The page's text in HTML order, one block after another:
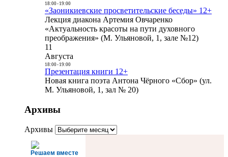
18:00- 19:00
«Заоникиевские просветительские беседы» 12+
Лекция диакона Артемия Овчаренко
«Актуальность красоты на пути духовного
преображения» (М. Ульяновой, 1, зале №12)
11
Августа
18:00- 19:00
Презентация книги 12+
Новая книга поэта Антона Чёрного «Сбор» (ул.
М. Ульяновой, 1, зал № 20)
Архивы
Архивы
Решаем вместе